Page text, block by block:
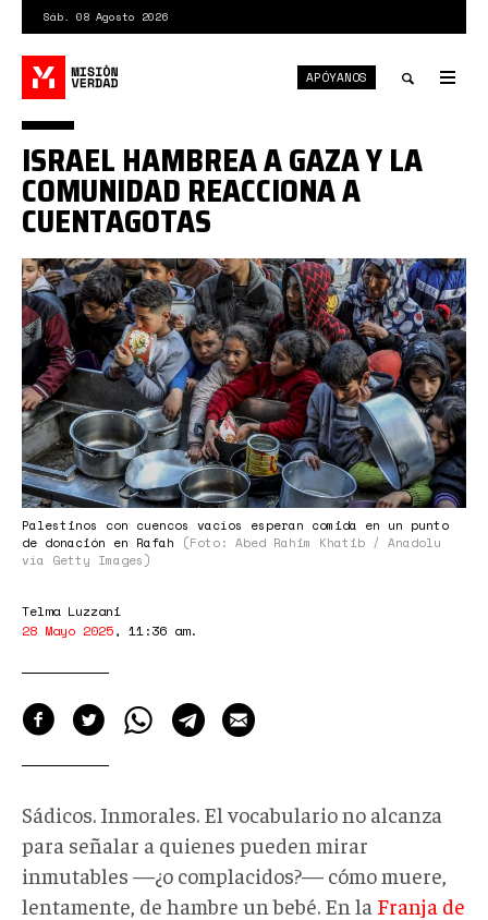
contenido
principal
Sáb. 08 Agosto 2026
search
APÓYANOS
gaza
hambre.jpg
Palestinos con cuencos vacíos esperan comida en un punto
de donación en Rafah
(Foto: Abed Rahim Khatib / Anadolu
vía Getty Images)
ISRAEL HAMBREA A GAZA Y LA
COMUNIDAD REACCIONA A
CUENTAGOTAS
Telma Luzzani
28 Mayo 2025, 11:36 am.
Sádicos. Inmorales. El vocabulario no alcanza
para señalar a quienes pueden mirar
inmutables —¿o complacidos?— cómo muere,
lentamente, de hambre un bebé. En la Franja de